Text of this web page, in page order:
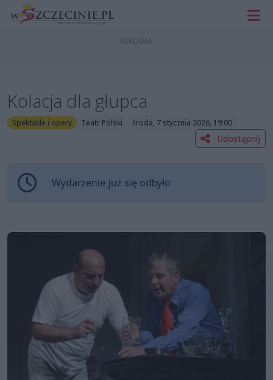
Kolacja dla głupca
Spektakle i opery Teatr Polski środa, 7 stycznia 2026, 19:00
Udostępnij
Wydarzenie już się odbyło